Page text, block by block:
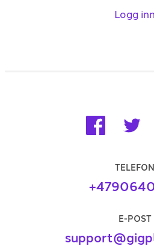
Logg inn
TELEFON
E-POST